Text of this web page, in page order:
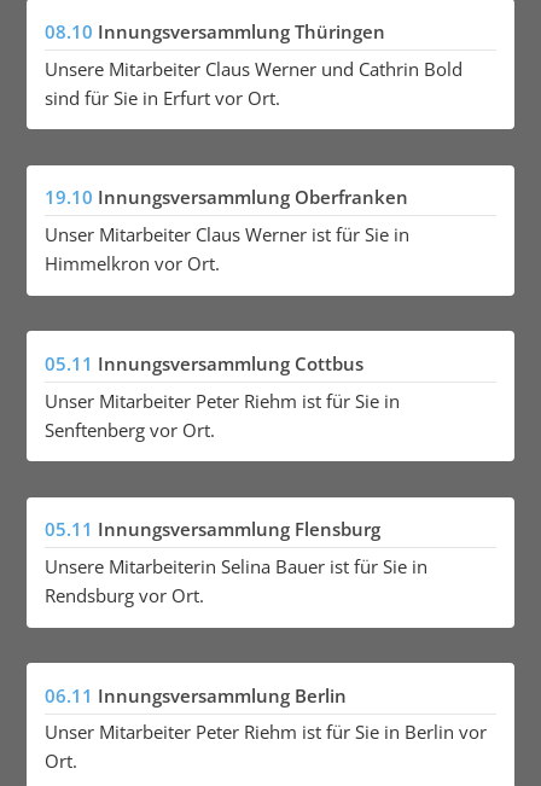
08.10 Innungsversammlung Thüringen
Unsere Mitarbeiter Claus Werner und Cathrin Bold
sind für Sie in Erfurt vor Ort.
19.10 Innungsversammlung Oberfranken
Unser Mitarbeiter Claus Werner ist für Sie in
Himmelkron vor Ort.
05.11 Innungsversammlung Cottbus
Unser Mitarbeiter Peter Riehm ist für Sie in
Senftenberg vor Ort.
05.11 Innungsversammlung Flensburg
Unsere Mitarbeiterin Selina Bauer ist für Sie in
Rendsburg vor Ort.
06.11 Innungsversammlung Berlin
Unser Mitarbeiter Peter Riehm ist für Sie in Berlin vor
Ort.